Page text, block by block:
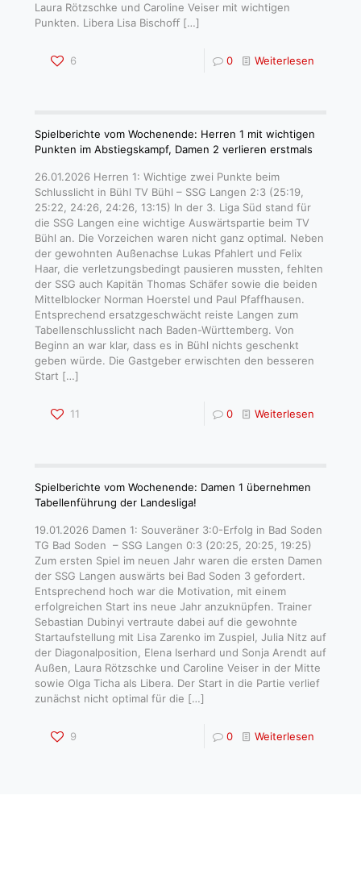
Laura Rötzschke und Caroline Veiser mit wichtigen
Punkten. Libera Lisa Bischoﬀ[…]
6 0 Weiterlesen
Spielberichte vom Wochenende: Herren 1 mit wichtigen
Punkten im Abstiegskampf, Damen 2 verlieren erstmals
26.01.2026 Herren 1: Wichtige zwei Punkte beim
Schlusslicht in Bühl TV Bühl – SSG Langen 2:3 (25:19,
25:22, 24:26, 24:26, 13:15) In der 3. Liga Süd stand für
die SSG Langen eine wichtige Auswärtspartie beim TV
Bühl an. Die Vorzeichen waren nicht ganz optimal. Neben
der gewohnten Außenachse Lukas Pfahlert und Felix
Haar, die verletzungsbedingt pausieren mussten, fehlten
der SSG auch Kapitän Thomas Schäfer sowie die beiden
Mittelblocker Norman Hoerstel und Paul Pfaffhausen.
Entsprechend ersatzgeschwächt reiste Langen zum
Tabellenschlusslicht nach Baden-Württemberg. Von
Beginn an war klar, dass es in Bühl nichts geschenkt
geben würde. Die Gastgeber erwischten den besseren
Start […]
11 0 Weiterlesen
Spielberichte vom Wochenende: Damen 1 übernehmen
Tabellenführung der Landesliga!
19.01.2026 Damen 1: Souveräner 3:0-Erfolg in Bad Soden
TG Bad Soden – SSG Langen 0:3 (20:25, 20:25, 19:25)
Zum ersten Spiel im neuen Jahr waren die ersten Damen
der SSG Langen auswärts bei Bad Soden 3 gefordert.
Entsprechend hoch war die Motivation, mit einem
erfolgreichen Start ins neue Jahr anzuknüpfen. Trainer
Sebastian Dubinyi vertraute dabei auf die gewohnte
Startaufstellung mit Lisa Zarenko im Zuspiel, Julia Nitz auf
der Diagonalposition, Elena Iserhard und Sonja Arendt auf
Außen, Laura Rötzschke und Caroline Veiser in der Mitte
sowie Olga Ticha als Libera. Der Start in die Partie verlief
zunächst nicht optimal für die […]
9 0 Weiterlesen